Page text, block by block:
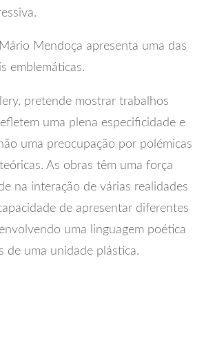
Mendoça apresenta uma das
emblemáticas.
pretende mostrar trabalhos
uma plena especificidade e
uma preocupação por polémicas
As obras têm uma força
na interação de várias realidades
de apresentar diferentes
uma linguagem poética
de uma unidade plástica.